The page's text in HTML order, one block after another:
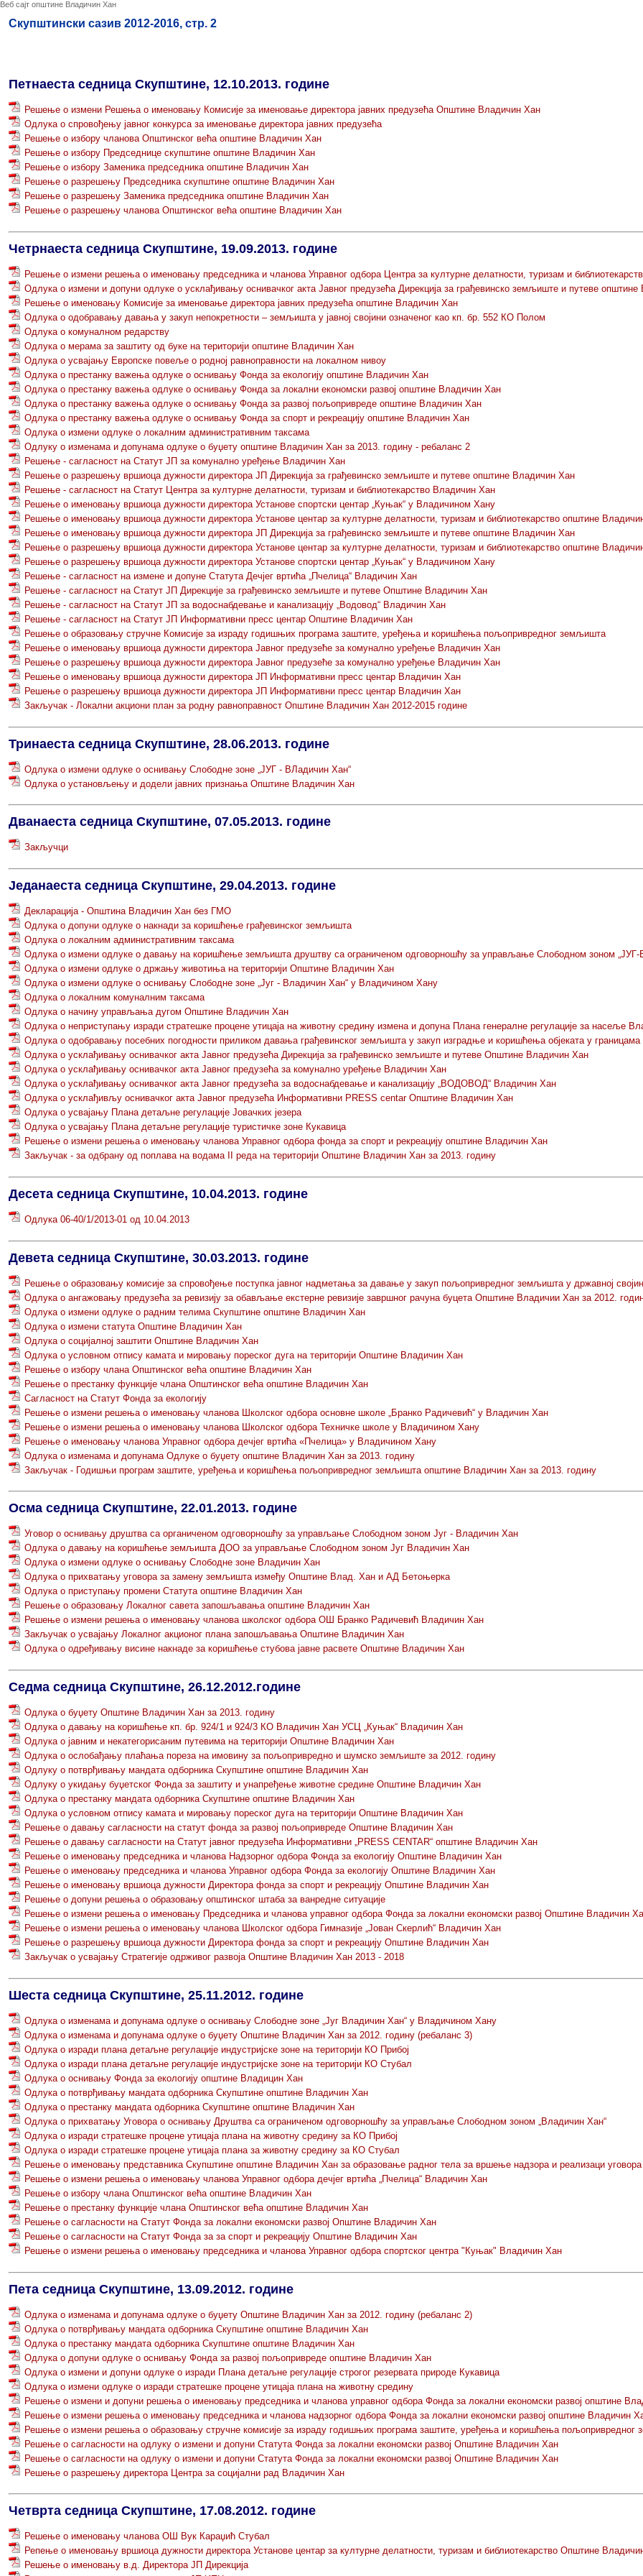
Веб сајт општине Владичин Хан
Скупштински сазив 2012-2016, стр. 2
Петнаеста седница Скупштине, 12.10.2013. године
Решење о измени Решења о именовању Комисије за именовање директора јавних предузећа Општине Владичин Хан
Одлука о спровођењу јавног конкурса за именовање директора јавних предузећа
Решење о избору чланова Општинског већа општине Владичин Хан
Решење о избору Председнице скупштине општине Владичин Хан
Решење о избору Заменика председника општине Владичин Хан
Решење о разрешењу Председника скупштине општине Владичин Хан
Решење о разрешењу Заменика председника општине Владичин Хан
Решење о разрешењу чланова Општинског већа општине Владичин Хан
Четрнаеста седница Скупштине, 19.09.2013. године
Решење о измени решења о именовању председника и чланова Управног одбора Центра за културне делатности, туризам и
Одлука о измени и допуни одлуке о усклађивању оснивачког акта Јавног предузећа Дирекција за грађевинско земљиште и путеве
Решење о именовању Комисије за именовање директора јавних предузећа општине Владичин Хан
Одлука о одобравању давања у закуп непокретности – земљишта у јавној својини означеног као кп. бр. 552 КО Полом
Одлука о комуналном редарству
Одлука о мерама за заштиту од буке на територији општине Владичин Хан
Одлука о усвајању Европске повеље о родној равноправности на локалном нивоу
Одлука о престанку важења одлуке о оснивању Фонда за екологију општине Владичин Хан
Одлука о престанку важења одлуке о оснивању Фонда за локални економски развој општине Владичин Хан
Одлука о престанку важења одлуке о оснивању Фонда за развој пољопривреде општине Владичин Хан
Одлука о престанку важења одлуке о оснивању Фонда за спорт и рекреацију општине Владичин Хан
Одлука о измени одлуке о локалним административним таксама
Одлуку о изменама и допунама одлуке о буџету општине Владичин Хан за 2013. годину - ребаланс 2
Решење - сагласност на Статут ЈП за комунално уређење Владичин Хан
Решење о разрешењу вршиоца дужности директора ЈП Дирекција за грађевинско земљиште и путеве општине Владичин Хан
Решење - сагласност на Статут Центра за културне делатности, туризам и библиотекарство Владичин Хан
Решење о именовању вршиоца дужности директора Установе спортски центар „Куњак“ у Владичином Хану
Решење о именовању вршиоца дужности директора Установе центар за културне делатности, туризам и библиотекарство општине
Решење о именовању вршиоца дужности директора ЈП Дирекција за грађевинско земљиште и путеве општине Владичин Хан
Решење о разрешењу вршиоца дужности директора Установе центар за културне делатности, туризам и библиотекарство општине
Решење о разрешењу вршиоца дужности директора Установе спортски центар „Куњак“ у Владичином Хану
Решење - сагласност на измене и допуне Статута Дечјег вртића „Пчелица“ Владичин Хан
Решење - сагласност на Статут ЈП Дирекције за грађевинско земљиште и путеве Општине Владичин Хан
Решење - сагласност на Статут ЈП за водоснабдевање и канализацију „Водовод“ Владичин Хан
Решење - сагласност на Статут ЈП Информативни пресс центар Општине Владичин Хан
Решење о образовању стручне Комисије за израду годишњих програма заштите, уређења и коришћења пољопривредног земљишта
Решење о именовању вршиоца дужности директора Јавног предузеће за комунално уређење Владичин Хан
Решење о разрешењу вршиоца дужности директора Јавног предузеће за комунално уређење Владичин Хан
Решење о именовању вршиоца дужности директора ЈП Информативни пресс центар Владичин Хан
Решење о разрешењу вршиоца дужности директора ЈП Информативни пресс центар Владичин Хан
Закључак - Локални акциони план за родну равноправност Општине Владичин Хан 2012-2015 године
Тринаеста седница Скупштине, 28.06.2013. године
Одлука о измени одлуке о оснивању Слободне зоне „ЈУГ - ВЛадичин Хан“
Одлука о установљењу и додели јавних признања Општине Владичин Хан
Дванаеста седница Скупштине, 07.05.2013. године
Закључци
Једанаеста седница Скупштине, 29.04.2013. године
Декларација - Општина Владичин Хан без ГМО
Одлука о допуни одлуке о накнади за коришћење грађевинског земљишта
Одлука о локалним административним таксама
Одлука о измени одлуке о давању на коришћење земљишта друштву са ограниченом одговорношћу за управљање Слободном зоном „ЈУГ-
Одлука о измени одлуке о држању животиња на територији Општине Владичин Хан
Одлука о измени одлуке о оснивању Слободне зоне „Југ - Владичин Хан“ у Владичином Хану
Одлука о локалним комуналним таксама
Одлука о начину управљања дугом Општине Владичин Хан
Одлука о неприступању изради стратешке процене утицаја на животну средину измена и допуна Плана генералне регулације за насеље
Одлука о одобравању посебних погодности приликом давања грађевинског земљишта у закуп изградње и коришћења објеката у границама
Одлука о усклађивању оснивачког акта Јавног предузећа Дирекција за грађевинско земљиште и путеве Општине Владичин Хан
Одлука о усклађивању оснивачког акта Јавног предузећа за комунално уређење Владичин Хан
Одлука о усклађивању оснивачког акта Јавног предузећа за водоснабдевање и канализацију „ВОДОВОД“ Владичин Хан
Одлука о усклађивљу оснивачког акта Јавног предузећа Информативни PRESS centar Општине Владичин Хан
Одлука о усвајању Плана детаљне регулације Јовачких језера
Одлука о усвајању Плана детаљне регулације туристичке зоне Кукавица
Решење о измени решења о именовању чланова Управног одбора фонда за спорт и рекреацију општине Владичин Хан
Закључак - за одбрану од поплава на водама II реда на територији Општине Владичин Хан за 2013. годину
Десета седница Скупштине, 10.04.2013. године
Одлука 06-40/1/2013-01 од 10.04.2013
Девета седница Скупштине, 30.03.2013. године
Решење о образовању комисије за спровођење поступка јавног надметања за давање у закуп пољопривредног земљишта у државној
Одлука о ангажовању предузећа за ревизију за обављање екстерне ревизије завршног рачуна буцета Општине Владичии Хан за 2012.
Одлука о измени одлуке о радним телима Скупштине општине Владичин Хан
Одлука о измени статута Општине Владичин Хан
Одлука о социјалној заштити Општине Владичин Хан
Одлука о условном отпису камата и мировању пореског дуга на територији Општине Владичин Хан
Решење о избору члана Општинског већа општине Владичин Хан
Решење о престанку функције члана Општинског већа општине Владичин Хан
Сагласност на Статут Фонда за екологију
Решење о измени решења о именовању чланова Школског одбора основне школе „Бранко Радичевић“ у Владичин Хан
Решење о измени решења о именовању чланова Школског одбора Техничке школе у Владичином Хану
Решење о именовању чланова Управног одбора дечјег вртића «Пчелица» у Владичином Хану
Одлука о изменама и допунама Одлуке о буџету општине Владичин Хан за 2013. годину
Закључак - Годишњи програм заштите, уређења и коришћења пољопривредног земљишта општине Владичин Хан за 2013. годину
Осма седница Скупштине, 22.01.2013. године
Уговор о оснивању друштва са органиченом одговорношћу за управљање Слободном зоном Југ - Владичин Хан
Одлука о давању на коришћење земљишта ДОО за управљање Слободном зоном Југ Владичин Хан
Одлука о измени одлуке о оснивању Слободне зоне Владичин Хан
Одлука о прихватању уговора за замену земљишта између Општине Влад. Хан и АД Бетоњерка
Одлука о приступању промени Статута општине Владичин Хан
Решење о образовању Локалног савета запошљавања општине Владичин Хан
Решење о измени решења о именовању чланова школског одбора ОШ Бранко Радичевић Владичин Хан
Закључак о усвајању Локалног акционог плана запошљавања Општине Владичин Хан
Одлука о одређивању висине накнаде за коришћење стубова јавне расвете Општине Владичин Хан
Седма седница Скупштине, 26.12.2012.године
Одлукa о буџету Oпштине Владичин Хан за 2013. годину
Одлука о давању на коришћење кп. бр. 924/1 и 924/3 КО Владичин Хан УСЦ „Куњак“ Владичин Хан
Одлука о јавним и некатегорисаним путевима на територији Општине Владичин Хан
Одлука о ослобађању плаћања пореза на имовину за пољопривредно и шумско земљиште за 2012. годину
Одлуку о потврђивању мандата одборника Скупштине општине Владичин Хан
Одлуку о укидању буџетског Фонда за заштиту и унапређење животне средине Општине Владичин Хан
Одлука о престанку мандата одборника Скупштине општине Владичин Хан
Одлука о условном отпису камата и мировању пореског дуга на територији Општине Владичин Хан
Решење о давању сагласности на статут фонда за развој пољопривреде Општине Владичин Хан
Решење о давању сагласности на Статут јавног предузећа Информативни „PRESS CENTAR“ општине Владичин Хан
Решење о именовању председника и чланова Надзорног одбора Фонда за екологију Општине Владичин Хан
Решење о именовању председника и чланова Управног одбора Фонда за екологију Општине Владичин Хан
Решење о именовању вршиоца дужности Директора фонда за спорт и рекреацију Општине Владичин Хан
Решење о допуни решења о образовању општинског штаба за ванредне ситуације
Решење о измени решења о именовању Председника и чланова управног одбора Фонда за локални економски развој Општине Владичин
Решење о измени решења о именовању чланова Школског одбора Гимназије „Јован Скерлић“ Владичин Хан
Решење о разрешењу вршиоца дужности Директора фонда за спорт и рекреацију Општине Владичин Хан
Закључак о усвајању Стратегије одрживог развоја Општине Владичин Хан 2013 - 2018
Шеста седница Скупштине, 25.11.2012. године
Одлука о изменама и допунама одлуке о оснивању Слободне зоне „Југ Владичин Хан“ у Владичином Хану
Oдлука о изменама и допунама одлуке о буџету Општине Владичин Хан за 2012. годину (ребаланс 3)
Одлука о изради плана детаљне регулације индустријске зоне на територији КО Прибој
Одлука о изради плана детаљне регулације индустријске зоне на територији КО Стубал
Одлука о оснивању Фонда за екологију општине Владицин Хан
Одлука о потврђивању мандата одборника Скупштине општине Владичин Хан
Одлука о престанку мандата одборника Скупштине општине Владичин Хан
Одлука о прихватању Уговора о оснивању Друштва са ограниченом одговорношћу за управљање Слободном зоном „Владичин Хан“
Одлука о изради стратешке процене утицаја плана на животну средину за КО Прибој
Одлука о изради стратешке процене утицаја плана за животну средину за КО Стубал
Решење о именовању представника Скупштине општине Владичин Хан за образовање радног тела за вршење надзора и реализаци
Решење о измени решења о именовању чланова Управног одбора дечјег вртића „Пчелица“ Владичин Хан
Решење о избору члана Општинског већа општине Владичин Хан
Решење о престанку функције члана Општинског већа општине Владичин Хан
Решење о сагласности на Статут Фонда за локални економски развој Општине Владичин Хан
Решење о сагласности на Статут Фонда за за спорт и рекреацију Општине Владичин Хан
Решење о измени решења о именовању председника и чланова Управног одбора спортског центра "Куњак" Владичин Хан
Пета седница Скупштине, 13.09.2012. године
Oдлукa о изменама и допунама одлуке о буџету Oпштине Владичин Хан за 2012. годину (ребаланс 2)
Одлука о потврђивању мандата одборника Скупштине општине Владичин Хан
Одлука о престанку мандата одборника Скупштине општине Владичин Хан
Одлука о допуни одлуке о оснивању Фонда за развој пољопривреде општине Владичин Хан
Одлука о измени и допуни одлуке о изради Плана детаљне регулације строгог резервата природе Кукавица
Одлука о измени одлуке о изради стратешке процене утицаја плана на животну средину
Решење о измени и допуни решења о именовању председника и чланова управног одбора Фонда за локални економски развој општине
Решење о измени решења о именовању председника и чланова надзорног одбора Фонда за локални економски развој општине Владичин
Решење о измени решења о образовању стручне комисије за израду годишњих програма заштите, уређења и коришћења пољопривредног
Решење о сагласности на одлуку о измени и допуни Статута Фонда за локални економски развој Општине Владичин Хан
Решење о сагласности на одлуку о измени и допуни Статута Фонда за локални економски развој Општине Владичин Хан
Решење о разрешењу директора Центра за социјални рад Владичин Хан
Четврта седница Скупштине, 17.08.2012. године
Решење о именовању чланова ОШ Вук Караџић Стубал
Репење о именовању вршиоца дужности директора Установе центар за културне делатности, туризам и библиотекарство Општине
Решење о именовању в.д. Директора ЈП Дирекција